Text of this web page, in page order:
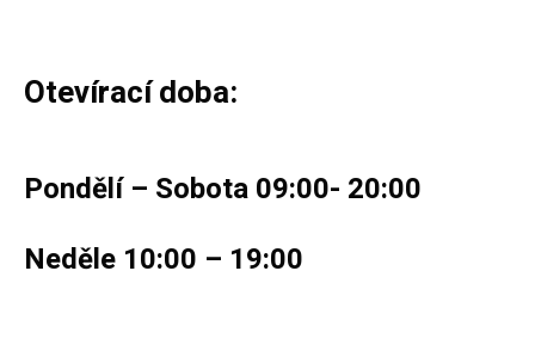
Otevírací doba:
Pondělí – Sobota 09:00- 20:00
Neděle 10:00 – 19:00